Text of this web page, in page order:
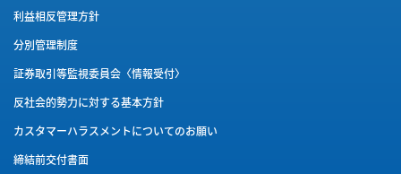
利益相反管理方針
分別管理制度
証券取引等監視委員会〈情報受付〉
反社会的勢力に対する基本方針
カスタマーハラスメントについてのお願い
締結前交付書面